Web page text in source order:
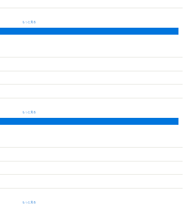
もっと見る
もっと見る
もっと見る